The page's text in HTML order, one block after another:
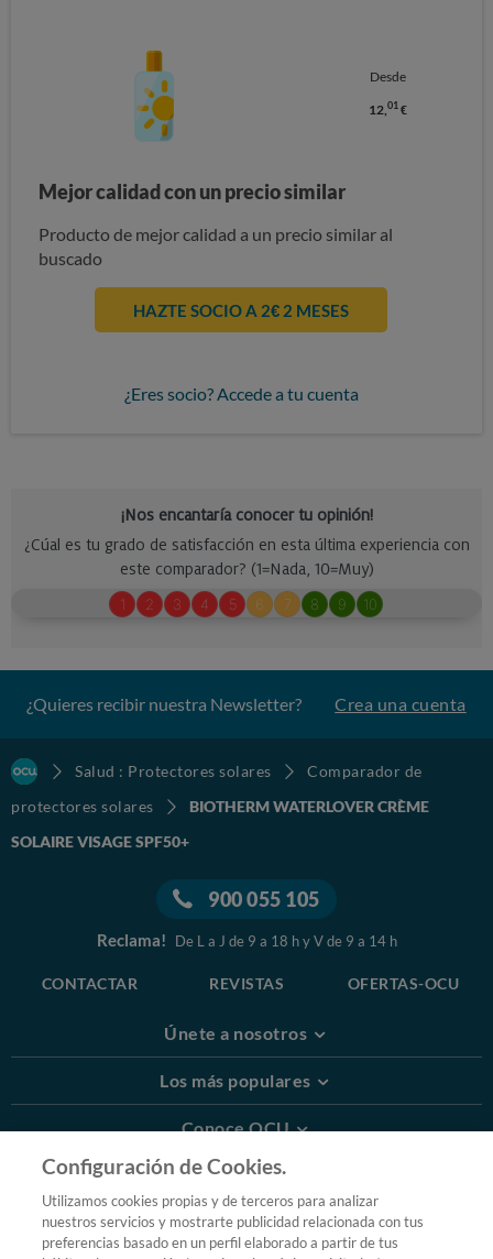
Desde
12, 01€
Mejor calidad con un precio similar
Producto de mejor calidad a un precio similar al
buscado
HAZTE SOCIO A 2€ 2 MESES
¿Eres socio? Accede a tu cuenta
¿Quieres recibir nuestra Newsletter? Crea una cuenta
Salud : Protectores solares
Comparador de
protectores solares
BIOTHERM WATERLOVER CRÈME
SOLAIRE VISAGE SPF50+
900 055 105
Reclama! De L a J de 9 a 18 h y V de 9 a 14 h
CONTACTAR REVISTAS OFERTAS-OCU
Únete a nosotros
Los más populares
Conoce OCU
Más Información
© 2026 OCU
Condiciones generales de contratación de OCU
Configuración de Cookies.
Utilizamos cookies propias y de terceros para analizar
nuestros servicios y mostrarte publicidad relacionada con tus
preferencias basado en un perfil elaborado a partir de tus